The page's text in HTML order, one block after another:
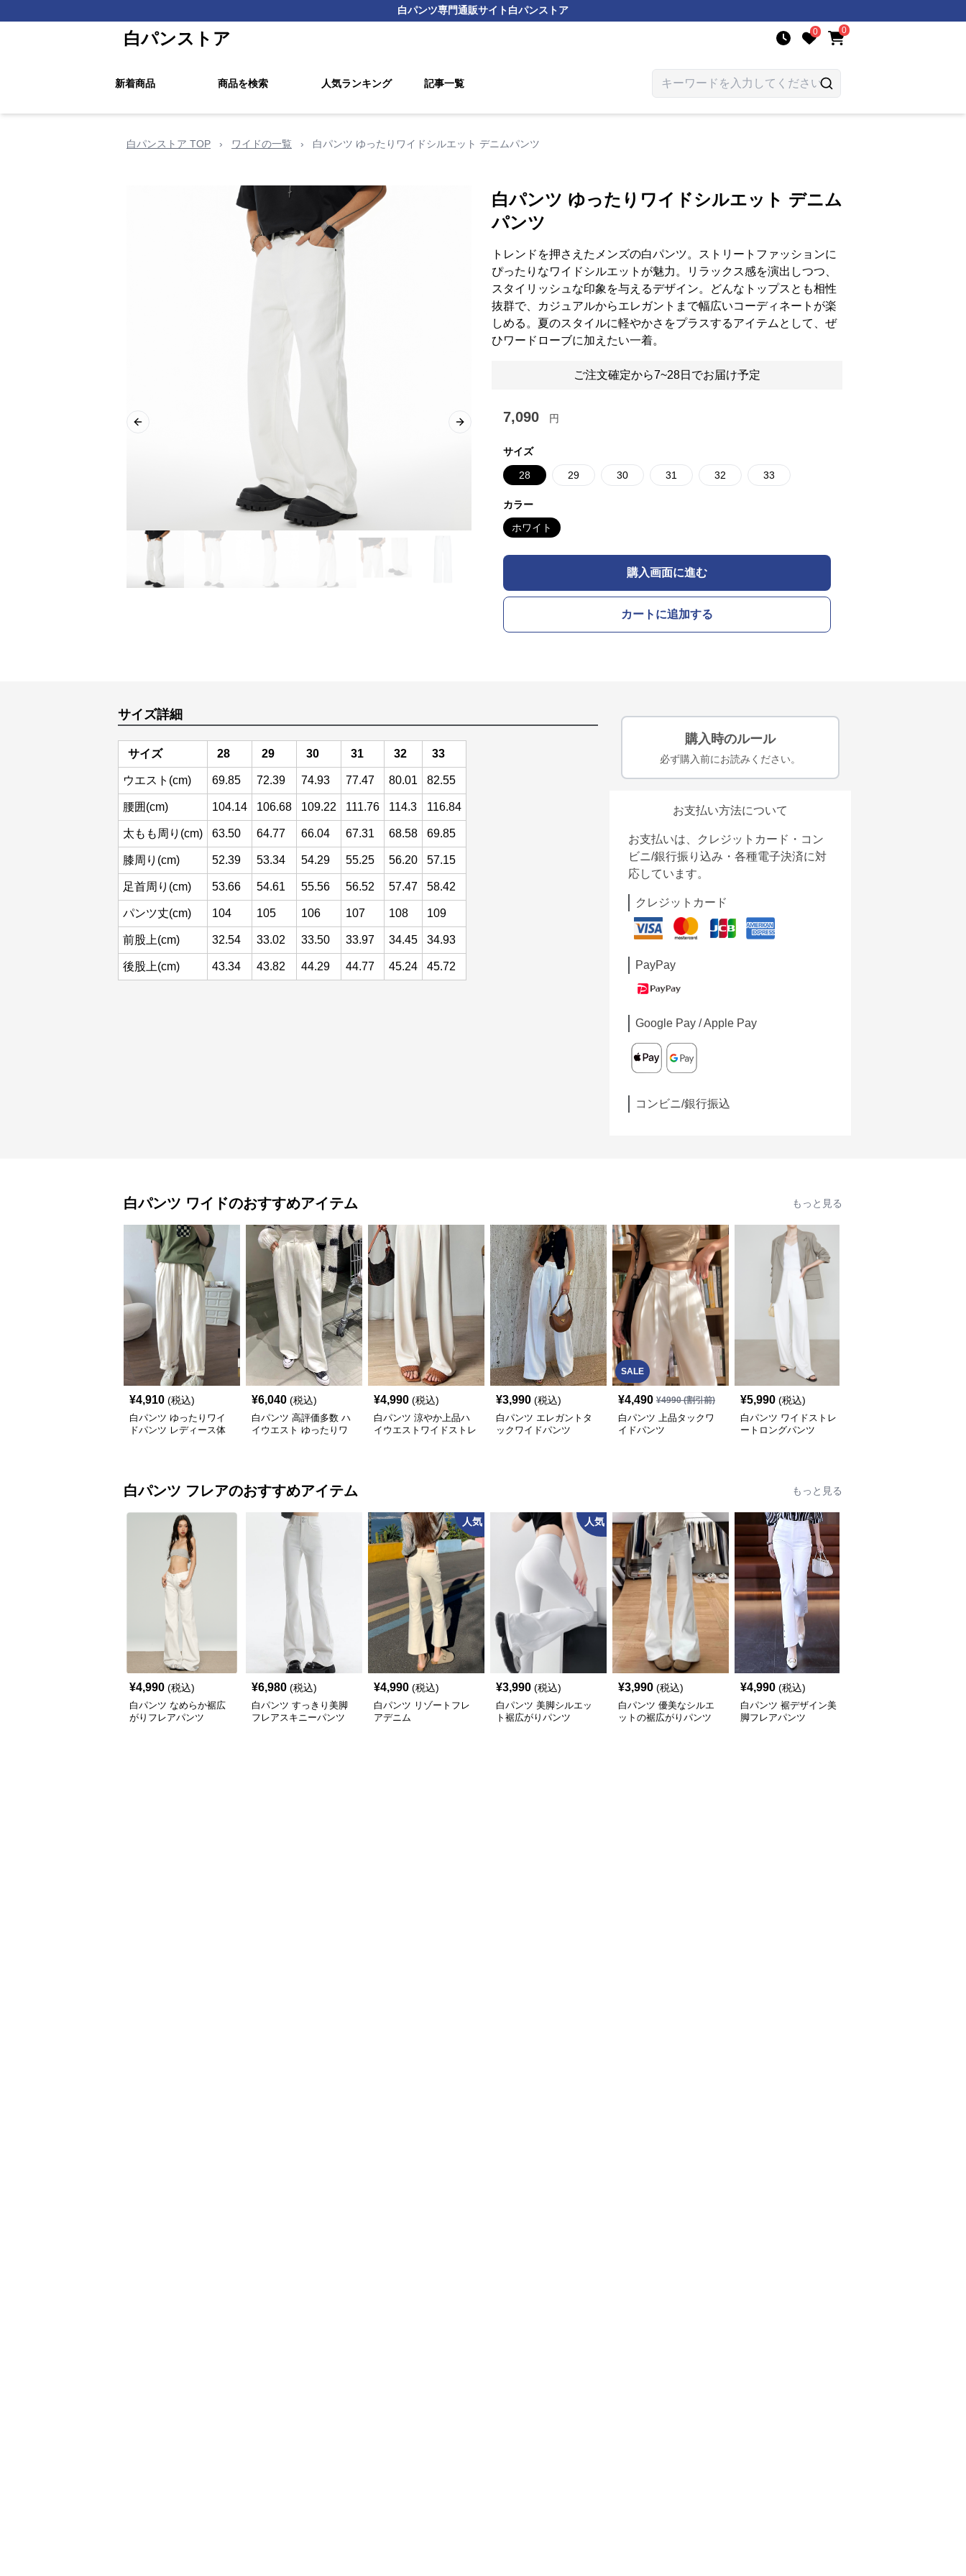
白パンツ専門通販サイト白パンストア
白パンストア 0 0
新着商品 商品を検索 人気ランキング 記事一覧
白パンストア TOP › ワイドの一覧 › 白パンツ ゆったりワイドシルエット デニムパンツ
Previous slide Next slide
白パンツ ゆったりワイドシルエット デニム
パンツ
トレンドを押さえたメンズの白パンツ。ストリートファッションに
ぴったりなワイドシルエットが魅力。リラックス感を演出しつつ、
スタイリッシュな印象を与えるデザイン。どんなトップスとも相性
抜群で、カジュアルからエレガントまで幅広いコーディネートが楽
しめる。夏のスタイルに軽やかさをプラスするアイテムとして、ぜ
ひワードローブに加えたい一着。
ご注文確定から7~28日でお届け予定
7,090 円
サイズ
28 29 30 31 32 33
カラー
ホワイト
購入画面に進む
カートに追加する
サイズ詳細
サイズ 28 29 30 31 32 33
ウエスト(cm) 69.85 72.39 74.93 77.47 80.01 82.55
腰囲(cm) 104.14 106.68 109.22 111.76 114.3 116.84
太もも周り(cm) 63.50 64.77 66.04 67.31 68.58 69.85
膝周り(cm) 52.39 53.34 54.29 55.25 56.20 57.15
足首周り(cm) 53.66 54.61 55.56 56.52 57.47 58.42
パンツ丈(cm) 104 105 106 107 108 109
前股上(cm) 32.54 33.02 33.50 33.97 34.45 34.93
後股上(cm) 43.34 43.82 44.29 44.77 45.24 45.72
購入時のルール
必ず購入前にお読みください。
お支払い方法について
お支払いは、クレジットカード・コン
ビニ/銀行振り込み・各種電子決済に対
応しています。
クレジットカード
PayPay
Google Pay / Apple Pay
コンビニ/銀行振込
白パンツ ワイドのおすすめアイテム もっと見る
¥4,910 (税込)
白パンツ ゆったりワイ
ドパンツ レディース体
¥6,040 (税込)
白パンツ 高評価多数 ハ
イウエスト ゆったりワ
¥4,990 (税込)
白パンツ 涼やか上品ハ
イウエストワイドストレ
¥3,990 (税込)
白パンツ エレガントタ
ックワイドパンツ
SALE
¥4,490 ¥4990(割引前)
白パンツ 上品タックワ
イドパンツ
¥5,990 (税込)
白パンツ ワイドストレ
ートロングパンツ
白パンツ フレアのおすすめアイテム もっと見る
¥4,990 (税込)
白パンツ なめらか裾広
がりフレアパンツ
¥6,980 (税込)
白パンツ すっきり美脚
フレアスキニーパンツ
人気
¥4,990 (税込)
白パンツ リゾートフレ
アデニム
人気
¥3,990 (税込)
白パンツ 美脚シルエッ
ト裾広がりパンツ
¥3,990 (税込)
白パンツ 優美なシルエ
ットの裾広がりパンツ
¥4,990 (税込)
白パンツ 裾デザイン美
脚フレアパンツ